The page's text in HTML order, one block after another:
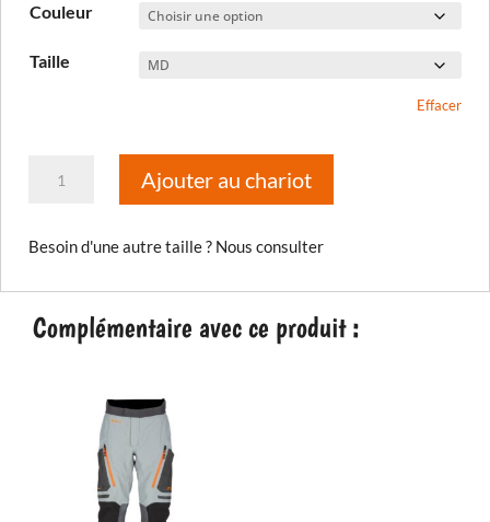
Couleur
Taille
Effacer
Artemis
2026
Ajouter au chariot
Besoin d'une autre taille ? Nous consulter
Complémentaire avec ce produit :